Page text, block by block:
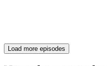
Load more episodes